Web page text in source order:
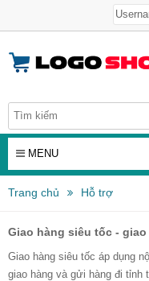
MENU
Trang chủ Hỗ trợ
Giao hàng siêu tốc -
Giao hàng siêu tốc áp dụng
giao hàng và gửi hàng đi tỉnh